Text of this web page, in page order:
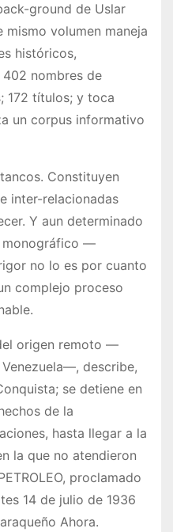
ground de Uslar
mismo volumen maneja
históricos,
nombres de
172 títulos; y toca
un corpus informativo
Constituyen
inter-relacionadas
Y aun determinado
monográfico —
no lo es por cuanto
complejo proceso
origen remoto —
describe,
se detiene en
de la
hasta llegar a la
la que no atendieron
proclamado
14 de julio de 1936
Ahora.